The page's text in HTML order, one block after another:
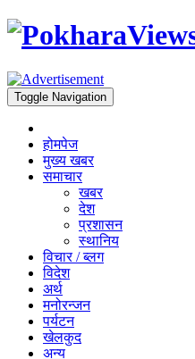
Toggle Navigation
होमपेज
मुख्य खबर
समाचार
खबर
देश
प्रशासन
स्थानिय
विचार / ब्लग
विदेश
अर्थ
मनोरन्जन
पर्यटन
खेलकुद
अन्य